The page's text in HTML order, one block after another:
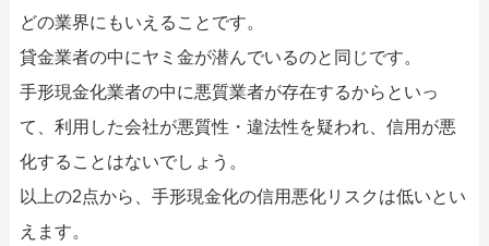
どの業界にもいえることです。
貸金業者の中にヤミ金が潜んでいるのと同じです。
手形現金化業者の中に悪質業者が存在するからといっ
て、利用した会社が悪質性・違法性を疑われ、信用が悪
化することはないでしょう。
以上の2点から、手形現金化の信用悪化リスクは低いとい
えます。